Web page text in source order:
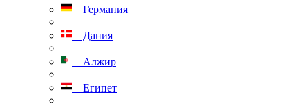
Германия
Дания
Алжир
Египет